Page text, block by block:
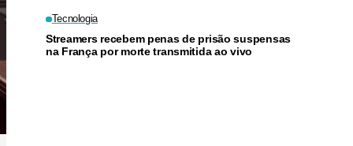
Tecnologia
Streamers recebem penas de prisão suspensas
na França por morte transmitida ao vivo